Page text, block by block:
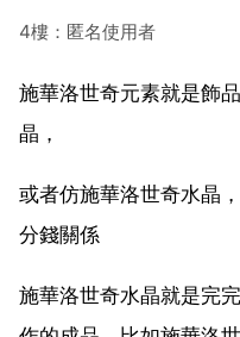
4樓：匿名使用者
施華洛世奇元素就是飾
晶，
或者仿施華洛世奇水晶
分錢關係
施華洛世奇水晶就是完